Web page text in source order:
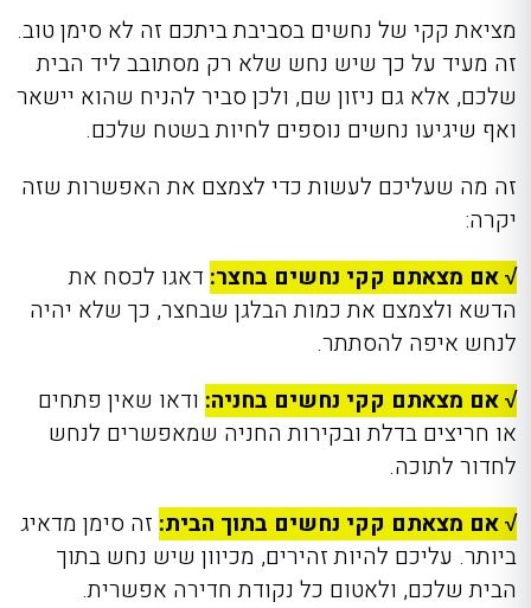
מציאת קקי של נחשים בסביבת ביתכם זה לא סימן טוב.
זה מעיד על כך שיש נחש שלא רק מסתובב ליד הבית
שלכם, אלא גם ניזון שם, ולכן סביר להניח שהוא יישאר
ואף שיגיעו נחשים נוספים לחיות בשטח שלכם.
זה מה שעליכם לעשות כדי לצמצם את האפשרות שזה
יקרה:
√ אם מצאתם קקי נחשים בחצר: דאגו לכסח את
הדשא ולצמצם את כמות הבלגן שבחצר, כך שלא יהיה
לנחש איפה להסתתר.
√ אם מצאתם קקי נחשים בחניה: ודאו שאין פתחים
או חריצים בדלת ובקירות החניה שמאפשרים לנחש
לחדור לתוכה.
√ אם מצאתם קקי נחשים בתוך הבית: זה סימן מדאיג
ביותר. עליכם להיות זהירים, מכיוון שיש נחש בתוך
הבית שלכם, ולאטום כל נקודת חדירה אפשרית.